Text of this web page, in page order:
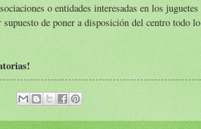
o entidades interesadas en los juguetes
de poner a disposición del centro todo lo